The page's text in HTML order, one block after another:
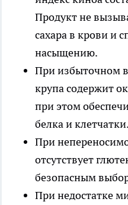
Продукт не
сахара в крови и
насыщению.
При избыточном
крупа содержит
при этом
белка и клетчатки.
При
отсутствует
безопасным
При недостатке